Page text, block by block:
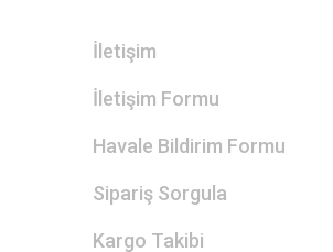
İletişim
İletişim Formu
Havale Bildirim Formu
Sipariş Sorgula
Kargo Takibi